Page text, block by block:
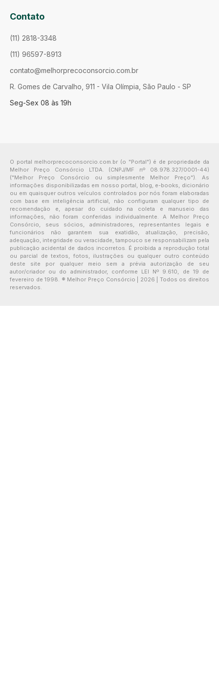
Contato
(11) 2818-3348
(11) 96597-8913
contato@melhorprecoconsorcio.com.br
R. Gomes de Carvalho, 911 - Vila Olímpia, São Paulo - SP
Seg-Sex 08 às 19h
O portal melhorprecoconsorcio.com.br (o "Portal") é de propriedade da
Melhor Preço Consórcio LTDA. (CNPJ/MF nº 08.978.327/0001-44)
("Melhor Preço Consórcio ou simplesmente Melhor Preço"). As
informações disponibilizadas em nosso portal, blog, e-books, dicionário
ou em quaisquer outros veículos controlados por nós foram elaboradas
com base em inteligência artificial, não configuram qualquer tipo de
recomendação e, apesar do cuidado na coleta e manuseio das
informações, não foram conferidas individualmente. A Melhor Preço
Consórcio, seus sócios, administradores, representantes legais e
funcionários não garantem sua exatidão, atualização, precisão,
adequação, integridade ou veracidade, tampouco se responsabilizam pela
publicação acidental de dados incorretos. É proibida a reprodução total
ou parcial de textos, fotos, ilustrações ou qualquer outro conteúdo
deste site por qualquer meio sem a prévia autorização de seu
autor/criador ou do administrador, conforme LEI Nº 9.610, de 19 de
fevereiro de 1998. ® Melhor Preço Consórcio | 2026 | Todos os direitos
reservados.